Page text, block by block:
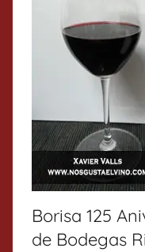
Borisa 125
de Bodegas